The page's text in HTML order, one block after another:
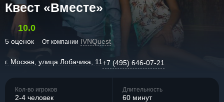
Квест «Вместе»
10.0
5 оценок От компании IVNQuest
г. Москва, улица Лобачика, 11+7 (495) 646-07-21
Кол-во игроков
2-4 человек
Длительность
60 минут